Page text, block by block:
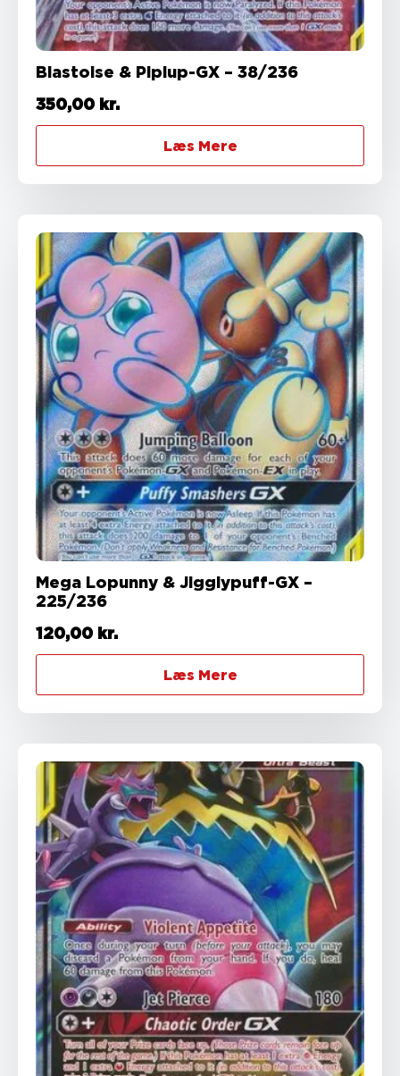
Blastoise & Piplup-GX – 38/236
350,00 kr.
Læs Mere
Mega Lopunny & Jigglypuff-GX –
225/236
120,00 kr.
Læs Mere